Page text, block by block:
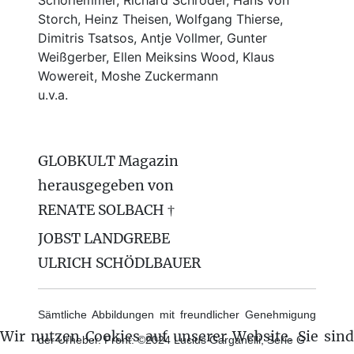
Storch, Heinz Theisen, Wolfgang Thierse,
Dimitris Tsatsos, Antje Vollmer, Gunter
Weißgerber, Ellen Meiksins Wood, Klaus
Wowereit, Moshe Zuckermann
u.v.a.
GLOBKULT Magazin
herausgegeben von
RENATE SOLBACH †
JOBST LANDGREBE
ULRICH SCHÖDLBAUER
Sämtliche Abbildungen mit freundlicher Genehmigung
der Urheber. Front: ©2024 Lucius Garganelli, Serie G
Wir nutzen Cookies auf unserer Website. Sie sind